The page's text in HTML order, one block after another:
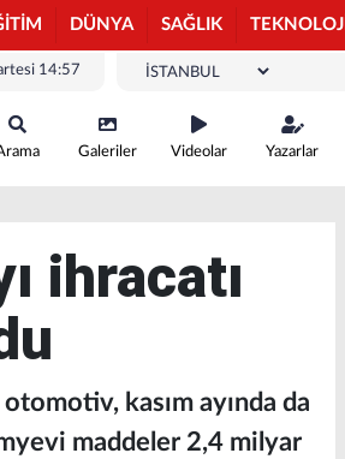
DÜNYA SAĞLIK TEKNOLOJİ
14:57
Galeriler Videolar Yazarlar
ihracatı
kasım ayında da
maddeler 2,4 milyar